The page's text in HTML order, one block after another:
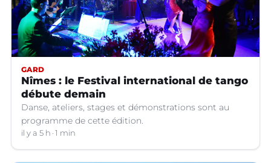
GARD
Nîmes : le Festival international de tango
débute demain
Danse, ateliers, stages et démonstrations sont au
programme de cette édition.
il y a 5 h 1 min